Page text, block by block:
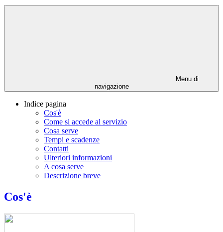
Menu di
navigazione
Indice pagina
Cos'è
Come si accede al servizio
Cosa serve
Tempi e scadenze
Contatti
Ulteriori informazioni
A cosa serve
Descrizione breve
Cos'è